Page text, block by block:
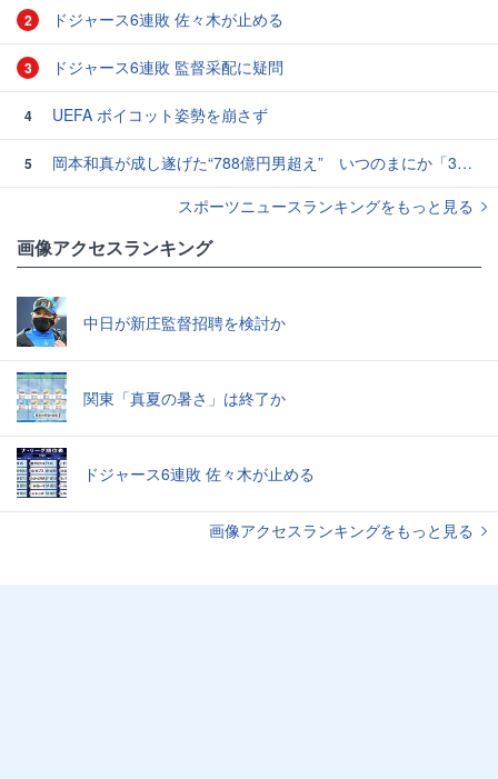
2 ドジャース6連敗 佐々木が止める
3 ドジャース6連敗 監督采配に疑問
4 UEFA ボイコット姿勢を崩さず
5
岡本和真が成し遂げた“788億円男超え” いつのまにか「3位」…見据える球団記録更新
スポーツニュースランキングをもっと見る
画像アクセスランキング
中日が新庄監督招聘を検討か
関東「真夏の暑さ」は終了か
ドジャース6連敗 佐々木が止める
画像アクセスランキングをもっと見る